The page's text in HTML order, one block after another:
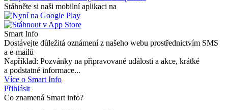
Stáhněte si naši mobilní aplikaci na
Smart Info
Dostávejte důležitá oznámení z našeho webu prostřednictvím SMS
a e-mailů
Například: Pozvánky na připravované události a akce, krátké
a podstatné informace...
Více o Smart Info
Přihlásit
Co znamená Smart info?